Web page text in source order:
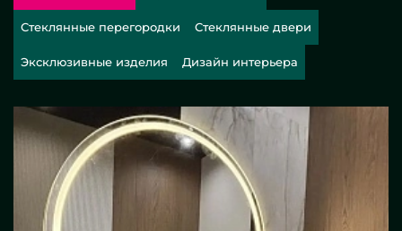
Стеклянные перегородки Стеклянные двери
Эксклюзивные изделия Дизайн интерьера